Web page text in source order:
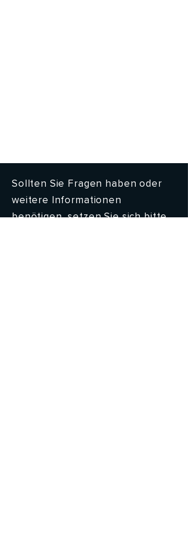
Sollten Sie Fragen haben oder
weitere Informationen
benötigen, setzen Sie sich bitte